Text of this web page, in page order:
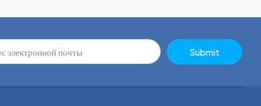
Submit